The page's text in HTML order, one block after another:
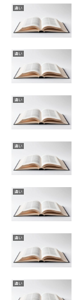
違い
違い
違い
違い
違い
違い
違い